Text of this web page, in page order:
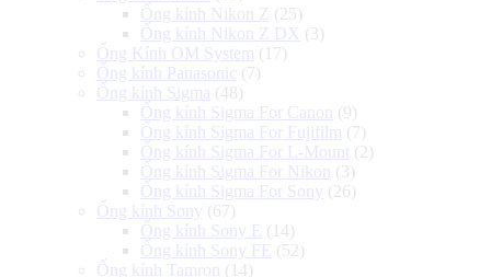
Ống kính Nikon Z (25)
Ống kính Nikon Z DX (3)
Ống Kính OM System (17)
Ống kính Panasonic (7)
Ống kính Sigma (48)
Ống kính Sigma For Canon
(9)
Ống kính Sigma For Fujifilm (7)
Ống kính Sigma For L-Mount (2)
Ống kính Sigma For Nikon
(3)
Ống kính Sigma For Sony (26)
Ống kính Sony (67)
Ống kính Sony E
(14)
Ống kính Sony FE
(52)
Ống kính Tamron
(14)